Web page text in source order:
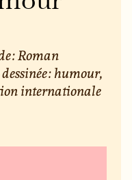
: Roman
: humour,
internationale